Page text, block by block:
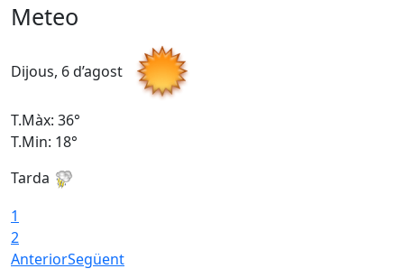
Meteo
Dijous, 6 d’agost
T.Màx: 36°
T.Min: 18°
Tarda
1
2
AnteriorSegüent